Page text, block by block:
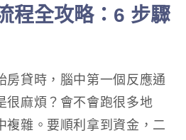
程全攻略：6 步驟
房貸時，腦中第一個反應通
很麻煩？會不會跑很多地
複雜。要順利拿到資金，二